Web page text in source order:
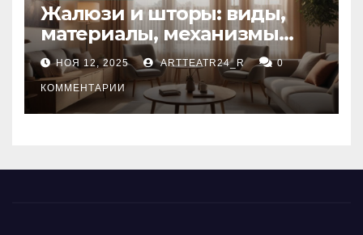
Жалюзи и шторы: виды,
материалы, механизмы
управления и уход
НОЯ 12, 2025 ARTTEATR24_R 0
КОММЕНТАРИИ